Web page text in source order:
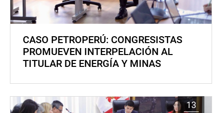
CASO PETROPERÚ: CONGRESISTAS
PROMUEVEN INTERPELACIÓN AL
TITULAR DE ENERGÍA Y MINAS
13